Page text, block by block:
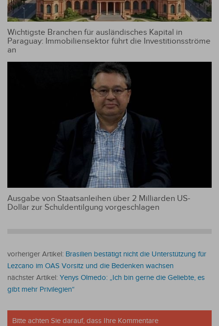
Wichtigste Branchen für ausländisches Kapital in
Paraguay: Immobiliensektor führt die Investitionsströme
an
Ausgabe von Staatsanleihen über 2 Milliarden US-
Dollar zur Schuldentilgung vorgeschlagen
vorheriger Artikel: Brasilien bestätigt nicht die Unterstützung für
Lezcano im OAS Vorsitz und die Bedenken wachsen
nächster Artikel: Yenys Olmedo: „Ich bin gerne die Geliebte, es
gibt mehr Privilegien“
Bitte achten Sie darauf, dass Ihre Kommentare